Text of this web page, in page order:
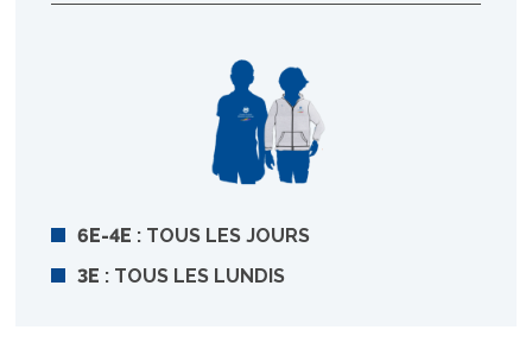
6E-4E : TOUS LES JOURS
3E : TOUS LES LUNDIS